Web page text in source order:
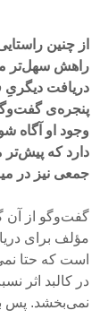
از چنین
راهش سهل‌تر
دریافت دیگریِ
پنجره‌ی
وجود او آگاه
دارد که
جمعی نیز در
گفت‌وگو از آن
مؤلف برای
است که حتا
در کالبد اثر
نمی‌بخشد. پس